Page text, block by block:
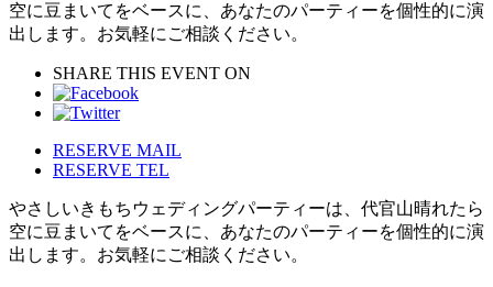
空に豆まいてをベースに、あなたのパーティーを個性的に演
出します。お気軽にご相談ください。
SHARE THIS EVENT ON
RESERVE MAIL
RESERVE TEL
やさしいきもちウェディングパーティーは、代官山晴れたら
空に豆まいてをベースに、あなたのパーティーを個性的に演
出します。お気軽にご相談ください。